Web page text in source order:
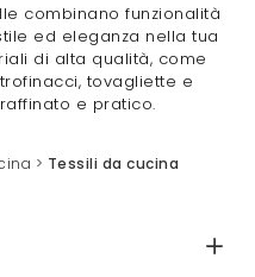
combinano funzionalità
ed eleganza nella tua
di alta qualità, come
tovagliette e
e pratico.
> Tessili da cucina